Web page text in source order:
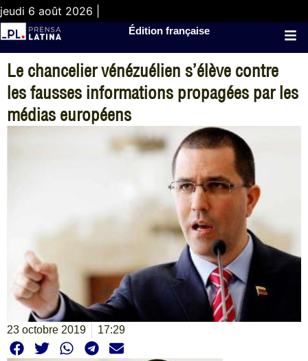
jeudi 6 août 2026 |
Édition française
Le chancelier vénézuélien s’élève contre
les fausses informations propagées par les
médias européens
23 octobre 2019 17:29